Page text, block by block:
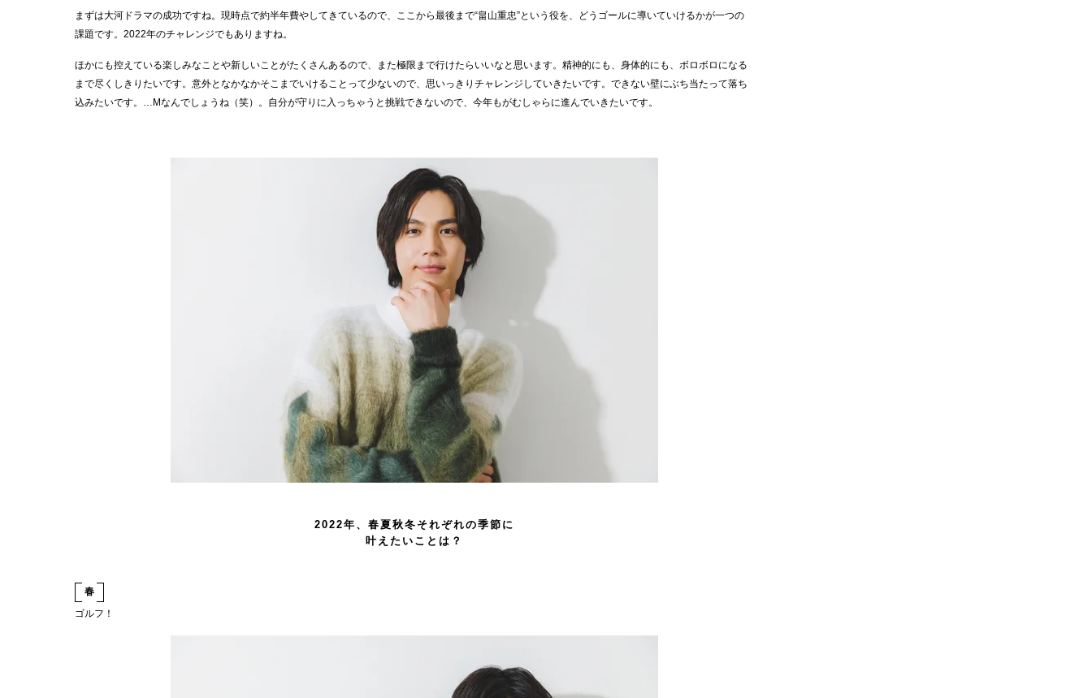
まずは大河ドラマの成功ですね。現時点で約半年費やしてきているので、ここから最後まで“畠山重忠”という役を、どうゴールに導いていけるかが一つの
課題です。2022年のチャレンジでもありますね。
ほかにも控えている楽しみなことや新しいことがたくさんあるので、また極限まで行けたらいいなと思います。精神的にも、身体的にも、ボロボロになる
まで尽くしきりたいです。意外となかなかそこまでいけることって少ないので、思いっきりチャレンジしていきたいです。できない壁にぶち当たって落ち
込みたいです。…Mなんでしょうね（笑）。自分が守りに入っちゃうと挑戦できないので、今年もがむしゃらに進んでいきたいです。
2022年、春夏秋冬それぞれの季節に
叶えたいことは？
春
ゴルフ！